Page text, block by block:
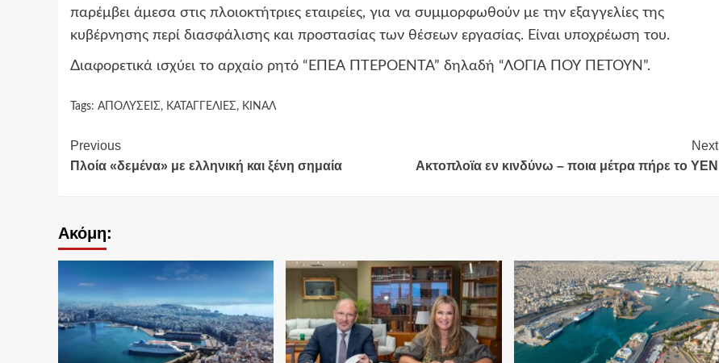
παρέμβει άμεσα στις πλοιοκτήτριες εταιρείες, για να συμμορφωθούν με την εξαγγελίες της
κυβέρνησης περί διασφάλισης και προστασίας των θέσεων εργασίας. Είναι υποχρέωση του.
Διαφορετικά ισχύει το αρχαίο ρητό “ΕΠΕΑ ΠΤΕΡΟΕΝΤΑ” δηλαδή “ΛΟΓΙΑ ΠΟΥ ΠΕΤΟΥΝ”.
Tags: ΑΠΟΛΥΣΕΙΣ , ΚΑΤΑΓΓΕΛΙΕΣ , ΚΙΝΑΛ
Continue
Reading
Previous
Πλοία «δεμένα» με ελληνική και ξένη σημαία
Next
Ακτοπλοϊα εν κινδύνω – ποια μέτρα πήρε το ΥΕΝ
Ακόμη: